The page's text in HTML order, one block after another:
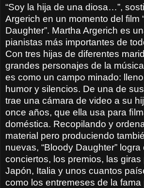
“Soy la hija de una diosa…”,
Argerich en un momento del film
Daughter”. Martha Argerich es
pianistas más importantes de
Con tres hijas de diferentes
grandes personajes de la
es como un campo minado:
humor y silencios. De una de
trae una cámara de video a su
once años, que ella usa para
doméstica. Recopilando y
material pero produciendo
nuevas, “Bloody Daughter” logra
conciertos, los premios, las giras
Japón, Italia y unos cuantos
como los entremeses de la fama